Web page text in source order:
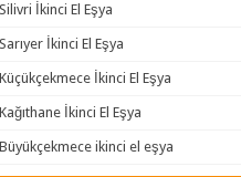
Silivri İkinci El Eşya
Sarıyer İkinci El Eşya
Küçükçekmece İkinci El Eşya
Kağıthane İkinci El Eşya
Büyükçekmece ikinci el eşya